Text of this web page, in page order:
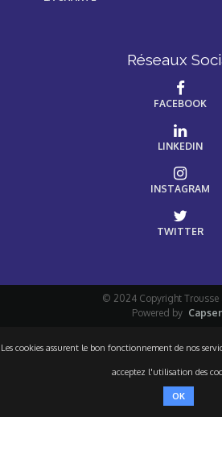
Réseaux
FACEBOOK
LINKEDIN
INSTAGRAM
TWITTER
© 2024 Copyright Trousse
Powered by
Les cookies assurent le bon fonctionnement de nos
acceptez l'utilisation des
OK